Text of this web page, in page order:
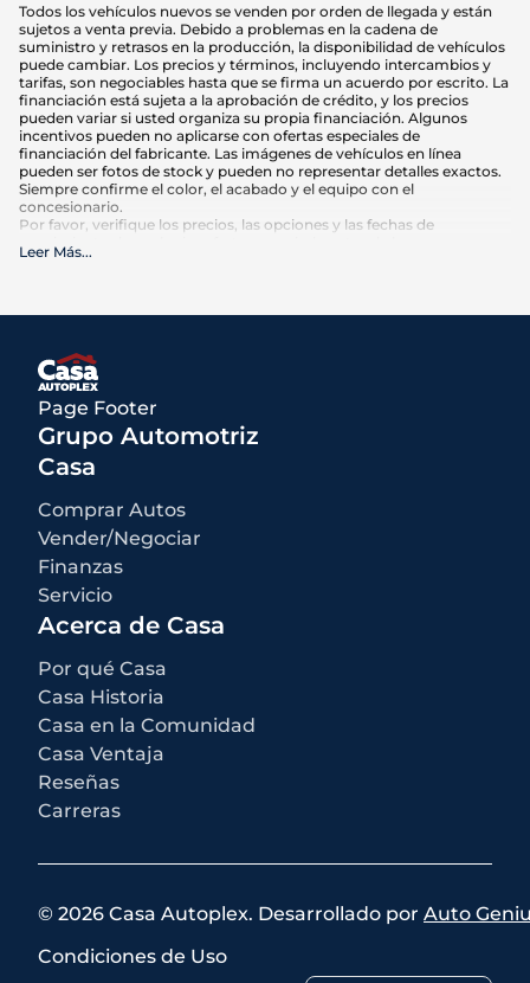
Todos los vehículos nuevos se venden por orden de llegada y están
sujetos a venta previa. Debido a problemas en la cadena de
suministro y retrasos en la producción, la disponibilidad de vehículos
puede cambiar. Los precios y términos, incluyendo intercambios y
tarifas, son negociables hasta que se firma un acuerdo por escrito. La
financiación está sujeta a la aprobación de crédito, y los precios
pueden variar si usted organiza su propia financiación. Algunos
incentivos pueden no aplicarse con ofertas especiales de
financiación del fabricante. Las imágenes de vehículos en línea
pueden ser fotos de stock y pueden no representar detalles exactos.
Siempre confirme el color, el acabado y el equipo con el
concesionario.
Por favor, verifique los precios, las opciones y las fechas de
compra. El kilometraje puede variar en función de los hábitos de
utilizarse sólo para comparación.
Qué está incluido
Los precios anunciados INCLUYEN opciones instaladas de fábrica,
accesorios instalados por el concesionario, MSRP, costos de
transporte de fábrica y descuentos e incentivos aplicables para los
cuales todos los consumidores califican. Pueden estar disponibles
descuentos o incentivos adicionales según la elegibilidad. Estos
incentivos y precios están sujetos a cambios según los programas
del fabricante.
Qué no está incluido
Todos los precios anunciados EXCLUYEN el equipo opcional
seleccionado por el comprador, una tarifa de documentación del
concesionario de $499 para los concesionarios de Casa Autoplex, e
impuestos estatales y locales, etiquetas, registro y tarifas de título.
Leer Más...
Page Footer
Grupo Automotriz
Casa
Comprar Autos
Vender/Negociar
Finanzas
Servicio
Acerca de Casa
Por qué Casa
Casa Historia
Casa en la Comunidad
Casa Ventaja
Reseñas
Carreras
© 2026 Casa Autoplex. Desarrollado por Auto
Condiciones de Uso